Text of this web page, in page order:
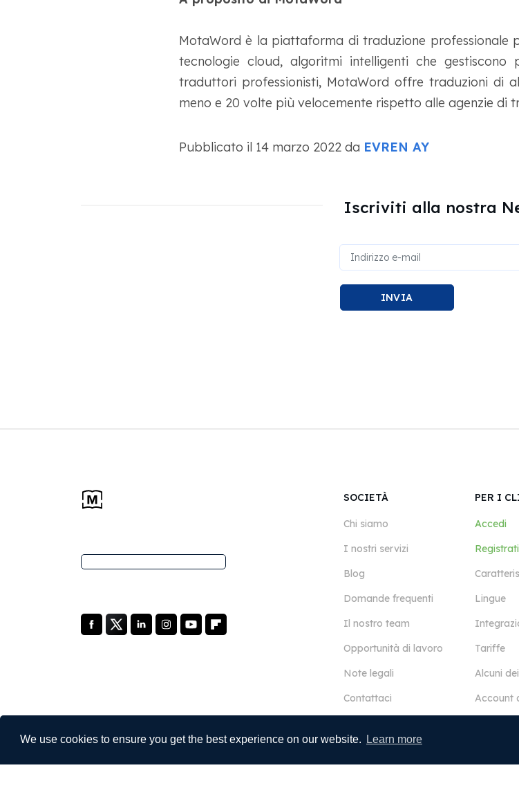
We use cookies to ensure you get the best experience on our website. Learn more
MotaWord è la piattaforma di traduzione professionale
tecnologie cloud, algoritmi intelligenti che
traduttori professionisti, MotaWord offre traduzioni di
meno e 20 volte più velocemente rispetto alle agenzie di
Pubblicato il 14 marzo 2022 da EVREN AY
Iscriviti alla nostra
INVIA
SOCIETÀ
Chi siamo
I nostri servizi
Blog
Domande frequenti
Il nostro team
Opportunità di lavoro
Note legali
Contattaci
PER I
Accedi
Registrati
Lingue
Tariffe
Alcuni
Account